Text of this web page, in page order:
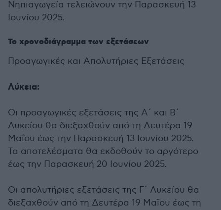
Νηπιαγωγεία τελειώνουν την Παρασκευή 13
Ιουνίου 2025.
Το χρονοδιάγραμμα των εξετάσεων
Προαγωγικές και Απολυτήριες Εξετάσεις
Λύκεια:
Οι προαγωγικές εξετάσεις της Α΄ και Β΄
Λυκείου θα διεξαχθούν από τη Δευτέρα 19
Μαΐου έως την Παρασκευή 13 Ιουνίου 2025.
Τα αποτελέσματα θα εκδοθούν το αργότερο
έως την Παρασκευή 20 Ιουνίου 2025.
Οι απολυτήριες εξετάσεις της Γ΄ Λυκείου θα
διεξαχθούν από τη Δευτέρα 19 Μαϊου έως τη